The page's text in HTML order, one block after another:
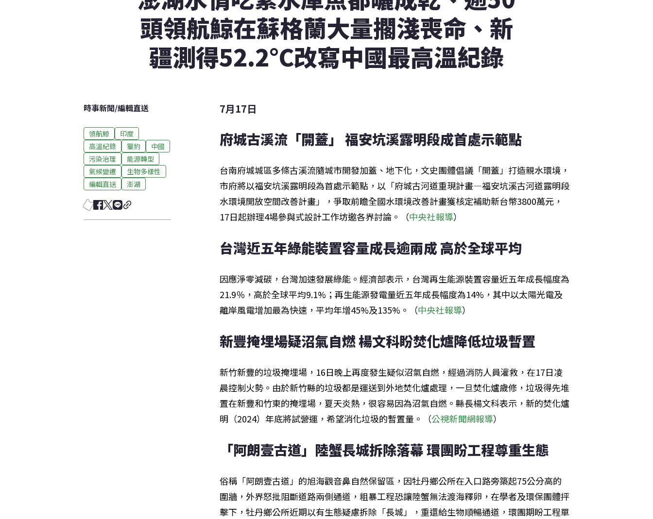
頭領航鯨在蘇格蘭大量擱淺喪命、新
疆測得52.2°C改寫中國最高溫紀錄
時事新聞/編輯直送
領航鯨
印度
高溫紀錄
獵豹
中國
污染治理
能源轉型
氣候變遷
生物多樣性
編輯直送
澎湖
7月17日
府城古溪流「開蓋」 福安坑溪露明段成首處示範點
台南府城城區多條古溪流隨城市開發加蓋、地下化，文史團體倡議「開蓋」打造親水環境，
市府將以福安坑溪露明段為首處示範點，以「府城古河道重現計畫—福安坑溪古河道露明段
水環境開放空間改善計畫」，爭取前瞻全國水環境改善計畫獲核定補助新台幣3800萬元，
17日起辦理4場參與式設計工作坊邀各界討論。（中央社報導）
台灣近五年綠能裝置容量成長逾兩成 高於全球平均
因應淨零減碳，台灣加速發展綠能。經濟部表示，台灣再生能源裝置容量近五年成長幅度為
21.9％，高於全球平均9.1%；再生能源發電量近五年成長幅度為14%，其中以太陽光電及
離岸風電增加最為快速，平均年增45%及135%。（中央社報導）
新豐掩埋場疑沼氣自燃 楊文科盼焚化爐降低垃圾暫置
新竹新豐的垃圾掩埋場，16日晚上再度發生疑似沼氣自燃，經過消防人員灌救，在17日凌
晨控制火勢。由於新竹縣的垃圾都是運送到外地焚化爐處理，一旦焚化爐歲修，垃圾得先堆
置在新豐和竹東的掩埋場，夏天炎熱，很容易因為沼氣自燃。縣長楊文科表示，新的焚化爐
明（2024）年底將試營運，希望消化垃圾的暫置量。（公視新聞網報導）
「阿朗壹古道」陸蟹長城拆除落幕 環團盼工程尊重生態
俗稱「阿朗壹古道」的旭海觀音鼻自然保留區，因牡丹鄉公所在入口路旁築起75公分高的
圍牆，外界怒批阻斷道路兩側通道，粗暴工程恐讓陸蟹無法渡海釋卵，在學者及環保團體抨
擊下，牡丹鄉公所近期以有生態疑慮拆除「長城」，重還給生物順暢通道，環團期盼工程單